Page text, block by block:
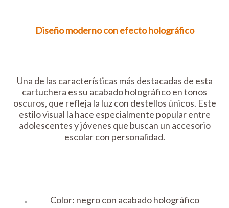
Diseño moderno con efecto holográfico
Una de las características más destacadas de esta
cartuchera es su acabado holográfico en tonos
oscuros, que refleja la luz con destellos únicos. Este
estilo visual la hace especialmente popular entre
adolescentes y jóvenes que buscan un accesorio
escolar con personalidad.
Color: negro con acabado holográfico